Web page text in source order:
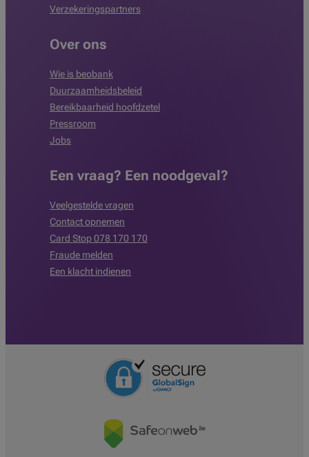
Verzekeringspartners
Over ons
Wie is beobank
Duurzaamheidsbeleid
Bereikbaarheid hoofdzetel
Pressroom
Jobs
Een vraag? Een noodgeval?
Veelgestelde vragen
Contact opnemen
Card Stop 078 170 170
Fraude melden
Een klacht indienen